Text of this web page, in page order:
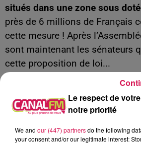
situés dans une zone sous
près de 6 millions de Français
cette mesure ! Après
sont maintenant les sénateurs
cette proposition de loi...
Le respect de
notre priorité
We and our (447) partnersdo the following
your consent and/or our legitimate interest: